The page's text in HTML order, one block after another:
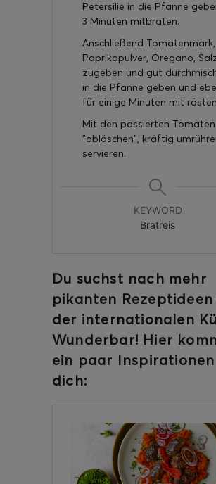
Petersilie in die Pfanne
3 Minuten mitbraten.
Anschließend Tomatenmark,
Paprikapulver, Oregano,
zugeben und gut
in die Pfanne geben und
für einige Minuten mit
Mit den passierten Tomaten
"ablöschen", kräftig
servieren.
KEYWORD
Bratreis
Du suchst nach mehr
pikanten Rezeptideen
der internationalen
Wunderbar! Hier
ein paar
dich: